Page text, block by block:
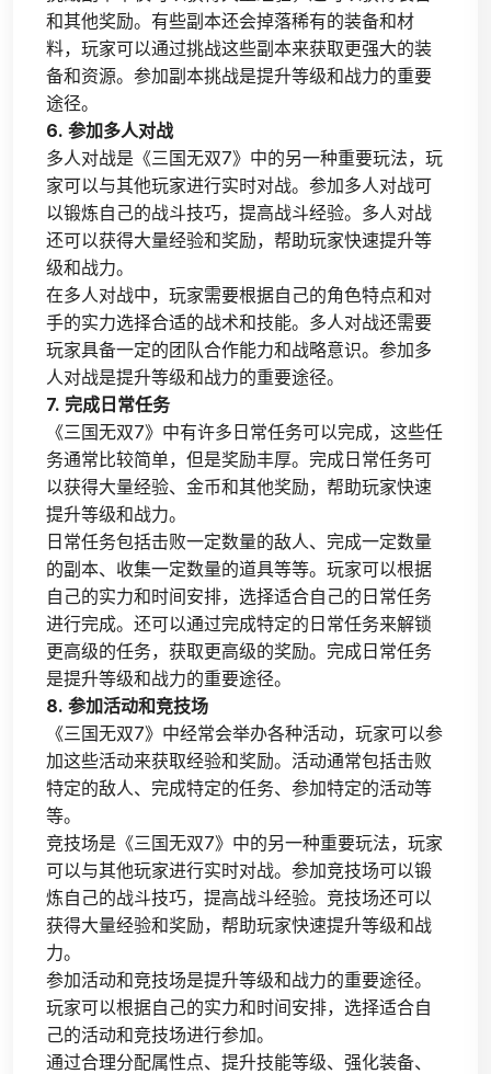
和其他奖励。有些副本还会掉落稀有的装备和材
料，玩家可以通过挑战这些副本来获取更强大的装
备和资源。参加副本挑战是提升等级和战力的重要
途径。
6. 参加多人对战
多人对战是《三国无双7》中的另一种重要玩法，玩
家可以与其他玩家进行实时对战。参加多人对战可
以锻炼自己的战斗技巧，提高战斗经验。多人对战
还可以获得大量经验和奖励，帮助玩家快速提升等
级和战力。
在多人对战中，玩家需要根据自己的角色特点和对
手的实力选择合适的战术和技能。多人对战还需要
玩家具备一定的团队合作能力和战略意识。参加多
人对战是提升等级和战力的重要途径。
7. 完成日常任务
《三国无双7》中有许多日常任务可以完成，这些任
务通常比较简单，但是奖励丰厚。完成日常任务可
以获得大量经验、金币和其他奖励，帮助玩家快速
提升等级和战力。
日常任务包括击败一定数量的敌人、完成一定数量
的副本、收集一定数量的道具等等。玩家可以根据
自己的实力和时间安排，选择适合自己的日常任务
进行完成。还可以通过完成特定的日常任务来解锁
更高级的任务，获取更高级的奖励。完成日常任务
是提升等级和战力的重要途径。
8. 参加活动和竞技场
《三国无双7》中经常会举办各种活动，玩家可以参
加这些活动来获取经验和奖励。活动通常包括击败
特定的敌人、完成特定的任务、参加特定的活动等
等。
竞技场是《三国无双7》中的另一种重要玩法，玩家
可以与其他玩家进行实时对战。参加竞技场可以锻
炼自己的战斗技巧，提高战斗经验。竞技场还可以
获得大量经验和奖励，帮助玩家快速提升等级和战
力。
参加活动和竞技场是提升等级和战力的重要途径。
玩家可以根据自己的实力和时间安排，选择适合自
己的活动和竞技场进行参加。
通过合理分配属性点、提升技能等级、强化装备、